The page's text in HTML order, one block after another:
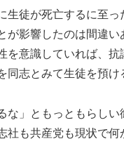
徒が死亡するに至
が影響したのは間違い
意識していれば、
同志とみて生徒を預
」ともっともらし
社も共産党も現状で何